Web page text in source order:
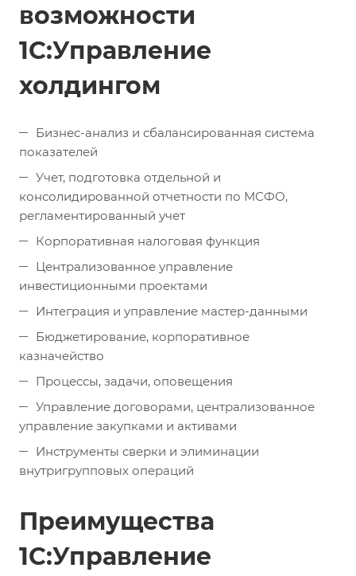
возможности
1С:Управление
холдингом
Бизнес-анализ и сбалансированная система
показателей
Учет, подготовка отдельной и
консолидированной отчетности по МСФО,
регламентированный учет
Корпоративная налоговая функция
Централизованное управление
инвестиционными проектами
Интеграция и управление мастер-данными
Бюджетирование, корпоративное
казначейство
Процессы, задачи, оповещения
Управление договорами, централизованное
управление закупками и активами
Инструменты сверки и элиминации
внутригрупповых операций
Преимущества
1С:Управление